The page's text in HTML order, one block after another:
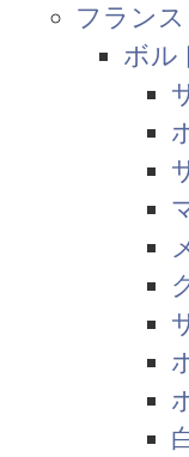
フランス
ボル